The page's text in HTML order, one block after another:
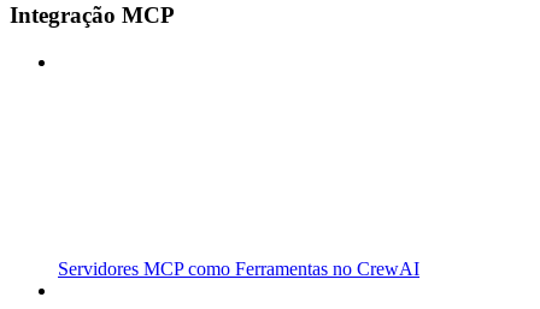
Integração MCP
Servidores MCP como Ferramentas no CrewAI